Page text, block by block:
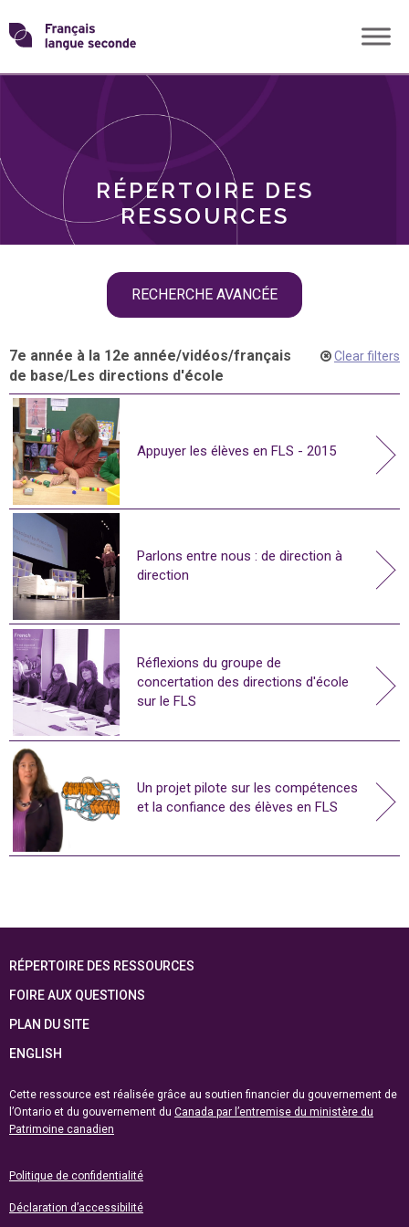
Skip
toTransformons
langue
RÉPERTOIRE DES
RESSOURCES
RECHERCHE AVANCÉE
THÈMES
7e année à la 12e année/vidéos/français
de base/Les directions d'école
Clear filters
Appuyer les élèves en FLS - 2015
Parlons entre nous : de direction à
direction
Réflexions du groupe de
concertation des directions d'école
sur le FLS
Un projet pilote sur les compétences
et la confiance des élèves en FLS
RÉPERTOIRE DES RESSOURCES
FOIRE AUX QUESTIONS
PLAN DU SITE
ENGLISH
Cette ressource est réalisée grâce au soutien financier du gouvernement de
l’Ontario et du gouvernement du Canada par l’entremise du ministère du
Patrimoine canadien
Politique de confidentialité
Déclaration d’accessibilité